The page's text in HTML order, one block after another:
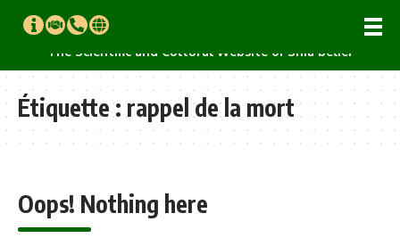
The Scientific and Cultural Website of Shia belief
Étiquette :rappel de la mort
Oops! Nothing here